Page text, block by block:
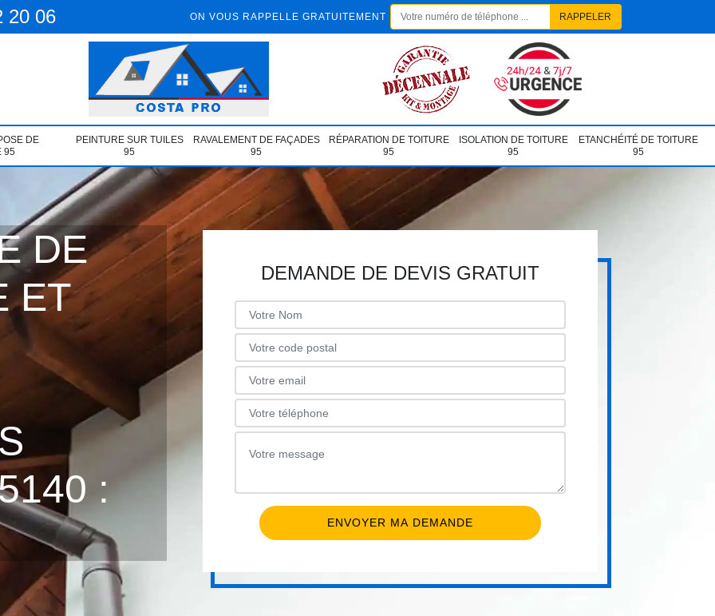
20 06 ON VOUS RAPPELLE GRATUITEMENT
DE
95
PEINTURE SUR TUILES
95
RAVALEMENT DE FAÇADES
95
RÉPARATION DE TOITURE
95
ISOLATION DE TOITURE
95
ETANCHÉITÉ DE TOITURE
95
DE
ET
:
DEMANDE DE DEVIS GRATUIT